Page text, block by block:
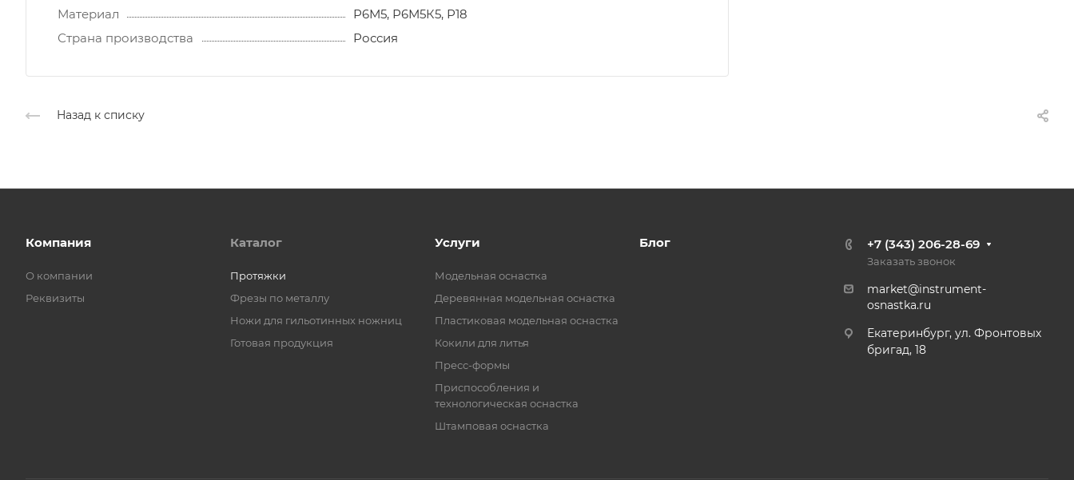
Материал
Р6М5, Р6М5К5, Р18
Страна производства
Россия
Назад к списку
Компания
О компании
Реквизиты
Каталог
Протяжки
Фрезы по металлу
Ножи для гильотинных ножниц
Готовая продукция
Услуги
Модельная оснастка
Деревянная модельная оснастка
Пластиковая модельная оснастка
Кокили для литья
Пресс-формы
Приспособления и
технологическая оснастка
Штамповая оснастка
Блог +7 (343) 206-28-69
Заказать звонок
market@instrument-
osnastka.ru
Екатеринбург, ул. Фронтовых
бригад, 18